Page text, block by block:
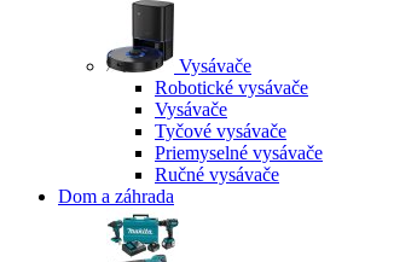
Vysávače
Robotické vysávače
Vysávače
Tyčové vysávače
Priemyselné vysávače
Ručné vysávače
Dom a záhrada